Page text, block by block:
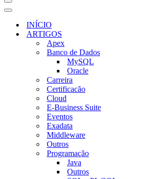
Menu
de
navegação
Menu
navegaçãoINÍCIO
ARTIGOS
Apex
Banco de Dados
MySQL
Oracle
Carreira
Certificacão
Cloud
E-Business Suite
Eventos
Exadata
Middleware
Outros
Programação
Java
Outros